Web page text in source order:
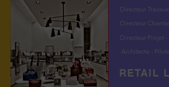
Directeur
Directeur
Directeur Projet -
Architecte -
RETAIL